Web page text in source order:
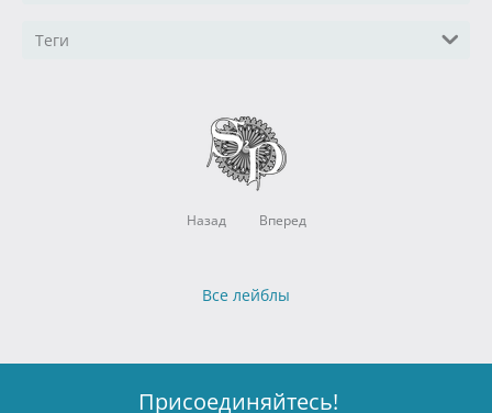
Теги
Назад Вперед
Все лейблы
Присоединяйтесь!